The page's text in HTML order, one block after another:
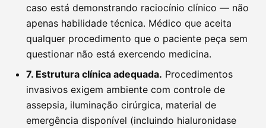
caso está demonstrando raciocínio clínico — não
apenas habilidade técnica. Médico que aceita
qualquer procedimento que o paciente peça sem
questionar não está exercendo medicina.
7. Estrutura clínica adequada. Procedimentos
invasivos exigem ambiente com controle de
assepsia, iluminação cirúrgica, material de
emergência disponível (incluindo hialuronidase